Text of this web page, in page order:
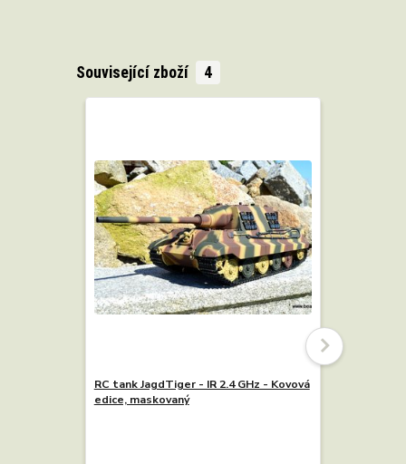
Související zboží 4
RC tank JagdTiger - IR 2.4 GHz - Kovová
edice, maskovaný